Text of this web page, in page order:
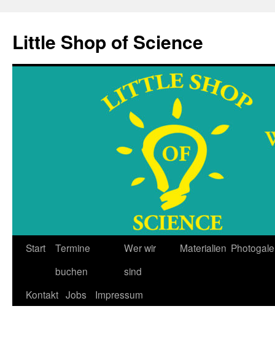
Little Shop of Science
Zum
springen
Start
Termine
buchen
Wer wir
sind
Materialien
Kontakt Jobs Impressum